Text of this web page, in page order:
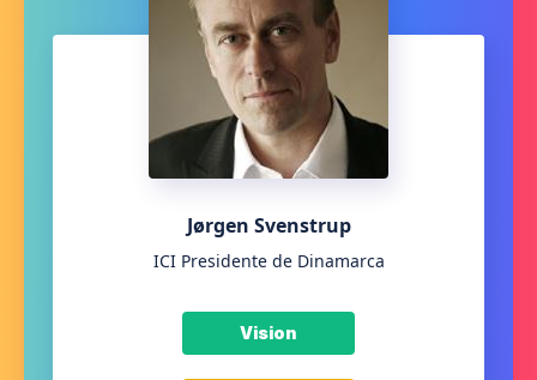
Jørgen Svenstrup
ICI Presidente de Dinamarca
Vision